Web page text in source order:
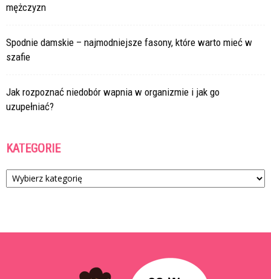
mężczyzn
Spodnie damskie – najmodniejsze fasony, które warto mieć w
szafie
Jak rozpoznać niedobór wapnia w organizmie i jak go
uzupełniać?
KATEGORIE
Kategorie